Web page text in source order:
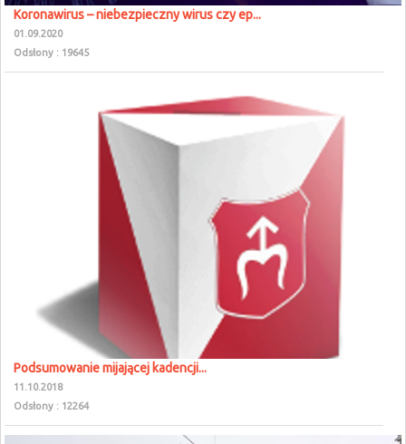
Koronawirus – niebezpieczny wirus czy ep...
01.09.2020
Odsłony : 19645
Podsumowanie mijającej kadencji...
11.10.2018
Odsłony : 12264